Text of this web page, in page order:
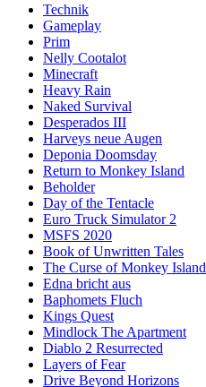
Technik
Gameplay
Prim
Nelly Cootalot
Minecraft
Heavy Rain
Naked Survival
Desperados III
Harveys neue Augen
Deponia Doomsday
Return to Monkey Island
Beholder
Day of the Tentacle
Euro Truck Simulator 2
MSFS 2020
Book of Unwritten Tales
The Curse of Monkey Island
Edna bricht aus
Baphomets Fluch
Kings Quest
Mindlock The Apartment
Diablo 2 Resurrected
Layers of Fear
Drive Beyond Horizons